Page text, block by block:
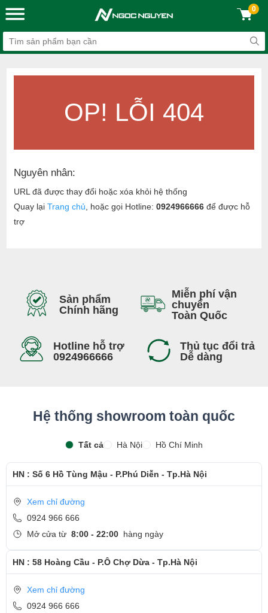
0
OP! LỖI 404
Nguyên nhân:
URL đã được thay đổi hoặc xóa khỏi hệ thống
Quay lạiTrang chủ , hoặc gọi Hotline:0924966666 để được hỗ
trợ
Sản phẩm
Chính hãng
Miễn phí vận
chuyển
Toàn Quốc
Hotline hỗ trợ
0924966666
Thủ tục đổi trả
Dễ dàng
Hệ thống showroom toàn quốc
Tất cả Hà Nội Hồ Chí Minh
HN : Số 6 Hồ Tùng Mậu - P.Phú Diễn - Tp.Hà Nội
Xem chỉ đường
0924 966 666
Mở cửa từ 8:00 - 22:00 hàng ngày
HN : 58 Hoàng Cầu - P.Ô Chợ Dừa - Tp.Hà Nội
Xem chỉ đường
0924 966 666